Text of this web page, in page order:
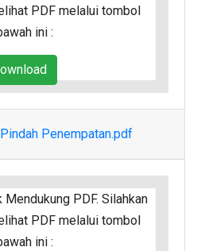
PDF melalui tombol
ini :
Penempatan.pdf
PDF. Silahkan
PDF melalui tombol
ini :